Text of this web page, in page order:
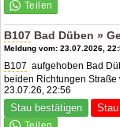
B107 Bad Düben »
Meldung vom: 23.07.2026,
B107 aufgehoben Bad
beiden Richtungen
23.07.26, 22:56
Stau bestätigen